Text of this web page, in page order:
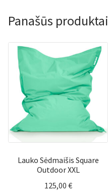
Panašūs produktai
Lauko Sėdmaišis Square
Outdoor XXL
125,00 €